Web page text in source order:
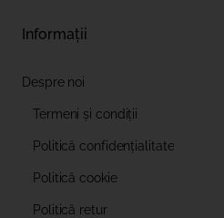
Informații
Despre noi
Termeni și condiții
Politică confidențialitate
Politică cookie
Politică retur